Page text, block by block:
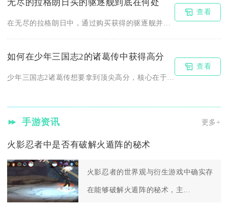
无尽的拉格朗日买的驱逐舰到底在何处
查看
如何在少年三国志2的诸葛传中获得高分
查看
手游资讯 更多+
火影忍者中是否有破解火遁阵的秘术
火影忍者的世界观与衍生游戏中确实存
在能够破解火遁阵的秘术，主...